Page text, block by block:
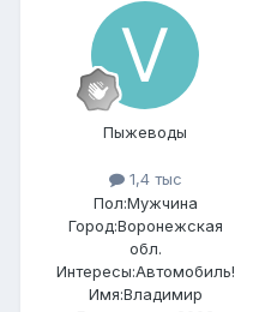
Пыжеводы
1,4 тыс
Пол:Мужчина
Город:Воронежская
обл.
Интересы:Автомобиль!
Имя:Владимир